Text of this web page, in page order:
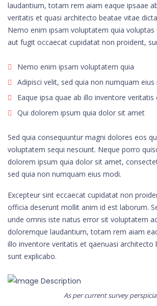
laudantium, totam rem aiam eaque ipsaae
veritatis et quasi architecto beatae vitae
Nemo enim ipsam voluptatem quia
aut fugit occaecat cupidatat non proident,
Nemo enim ipsam voluptatem quia
Adipisci velit, sed quia non numquam
Eaque ipsa quae ab illo inventore
Qui dolorem ipsum quia dolor sit amet
Sed quia consequuntur magni dolores eos
voluptatem sequi nesciunt. Neque porro
dolorem ipsum quia dolor sit amet,
sed quia non numquam eius modi.
Excepteur sint eccaecat cupidatat non
officia deserunt mollit anim id est laborum.
unde omnis iste natus error sit voluptatem
doloremque laudantium, totam rem aiam
illo inventore veritatis et qaenuasi architecto
sunt explicabo.
As per current survey